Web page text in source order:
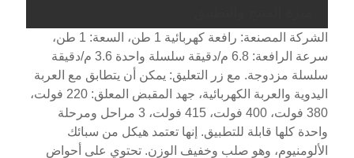
الشركة المصنعة: رافعة كهربائية 1 طن، السعة: 1 طن،
سرعة الرافعة: 6.8 م/دقيقة سلسلة واحدة 3.6 م/دقيقة
سلسلة مزدوجة. مع زر التعليق: يمكن أن يتطابق مع العربة
اليدوية والعربة الكهربائية، جهد المقبض المعلق: 220 فولت،
380 فولت، 400 فولت، 415 فولت، 3 مراحل ومرحلة
واحدة كلها قابلة للتطبيق. إنها تعتمد هيكل من سبائك
الألومنيوم، وهو صلب وخفيف الوزن. تحتوي على أحواض